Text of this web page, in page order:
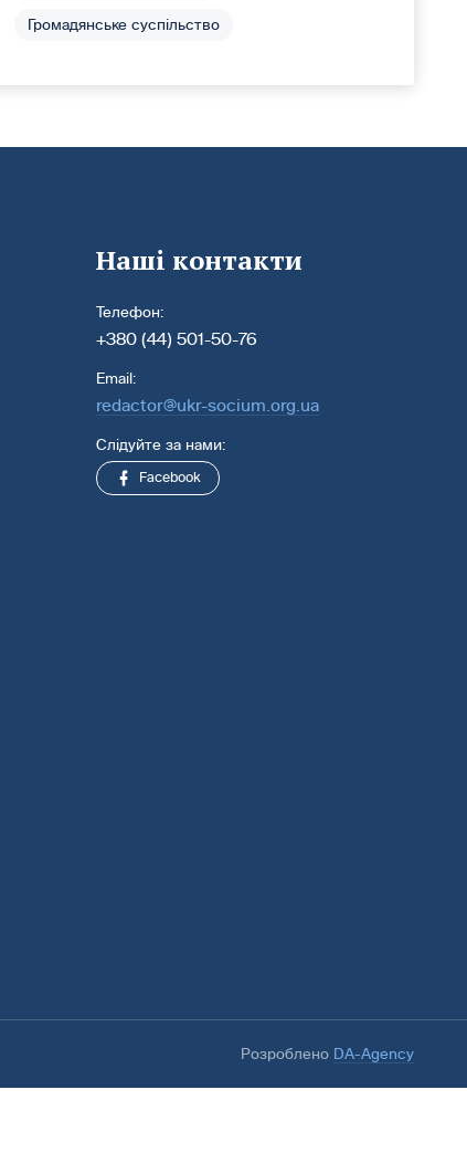
Громадянське суспільство
Наші контакти
Телефон:
+380 (44) 501-50-76
Email:
redactor@ukr-socium.org.ua
Слідуйте за нами:
Facebook
Розроблено DA-Agency